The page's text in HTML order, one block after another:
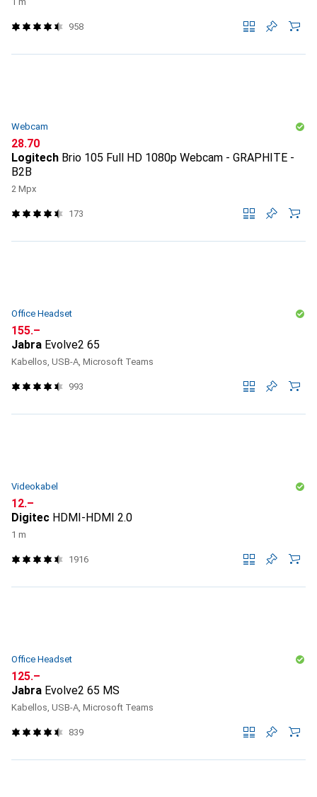
958
Webcam
CHF
28.70
Logitech Brio 105 Full HD 1080p Webcam - GRAPHITE -
B2B
2 Mpx
173
Office Headset
CHF
155.–
Jabra Evolve2 65
Kabellos, USB-A, Microsoft Teams
993
Videokabel
CHF
12.–
Digitec HDMI-HDMI 2.0
1 m
1916
Office Headset
CHF
125.–
Jabra Evolve2 65 MS
Kabellos, USB-A, Microsoft Teams
839